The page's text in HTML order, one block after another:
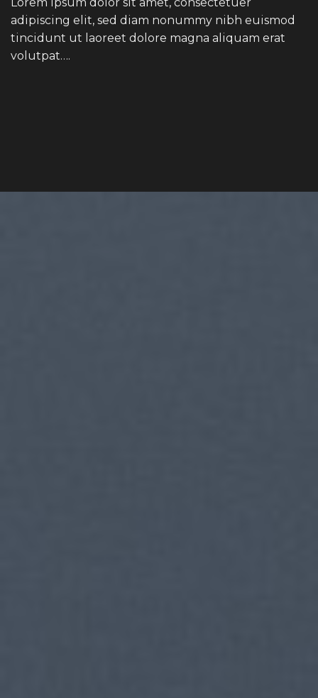
adipiscing elit, sed diam nonummy nibh euismod
tincidunt ut laoreet dolore magna aliquam erat
volutpat….